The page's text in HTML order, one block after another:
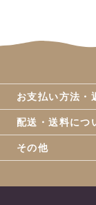
お支払い方法・
配送・送料につ
その他